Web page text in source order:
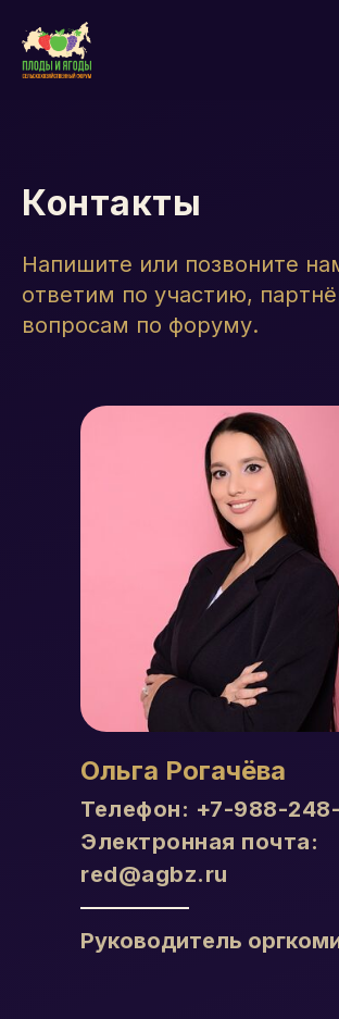
Контакты
Напишите или позвоните
ответим по участию,
вопросам по форуму.
Ольга Рогачёва
Телефон: +7-988-
Электронная почта:
red@agbz.ru
Руководитель